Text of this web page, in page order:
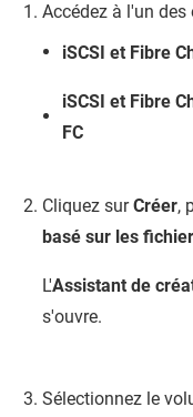
Accédez à l'un
iSCSI et Fibre
iSCSI et Fibre
FC
Cliquez surCréer,
basé sur les
L'Assistant de
s'ouvre.
Sélectionnez le